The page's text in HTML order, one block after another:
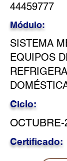
44459777
Módulo:
SISTEMA
EQUIPOS
Ciclo:
Certificado: